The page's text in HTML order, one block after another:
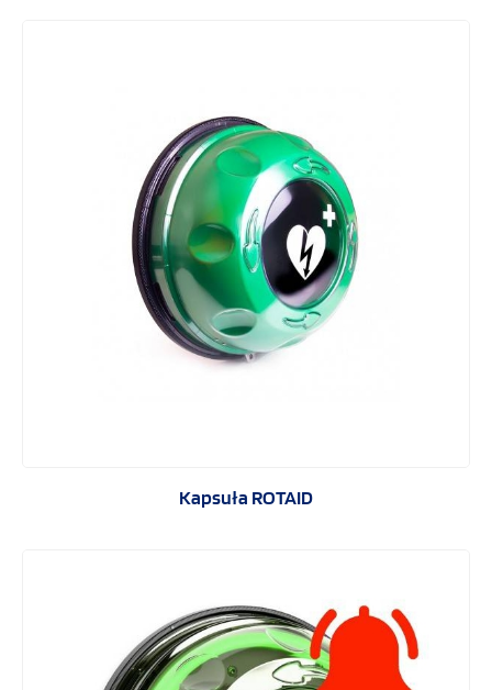
Sprzęt szkoleniowy
Drobny sprzęt medyczny
Kapsuła ROTAID